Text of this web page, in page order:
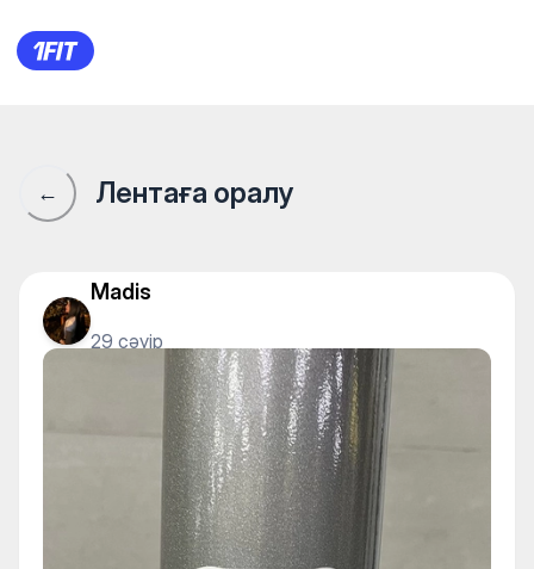
1Fit қауымдастығы · 1Fit
← Лентаға оралу
Madis
29 сәуір